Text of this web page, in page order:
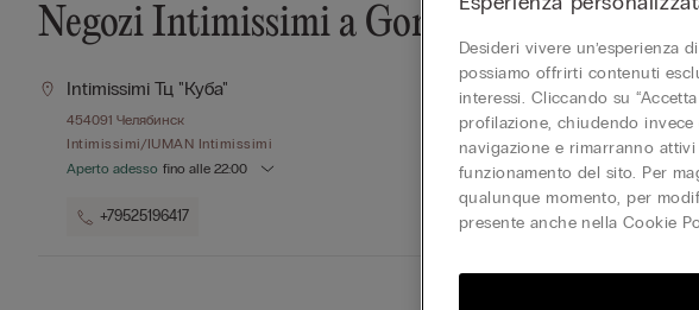
Negozi Intimissimi a Gorod Chelyabinsk
Intimissimi Тц "куба"
454091 Челябинск
Intimissimi/IUMAN Intimissimi
Aperto adesso fino alle22:00
+79525196417
Intimissimi Тц
454007 Челябинск
Intimissimi/IUMAN
Aperto adesso fino
+73512450026
Desideri vivere un’esperienza
possiamo offrirti contenuti
interessi. Cliccando su
profilazione, chiudendo
navigazione e rimarranno
funzionamento del sito. Per
qualunque momento, per
presente anche nella Cookie